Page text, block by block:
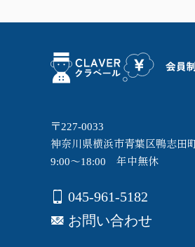
〒227-0033
神奈川県横浜市青葉区鴨志田
9:00～18:00 年中無休
045-961-5182
お問い合わせ